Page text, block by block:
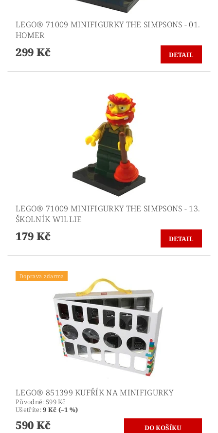
LEGO® 71009 MINIFIGURKY THE SIMPSONS - 01.
HOMER
299 Kč DETAIL
LEGO® 71009 MINIFIGURKY THE SIMPSONS - 13.
ŠKOLNÍK WILLIE
179 Kč DETAIL
Doprava zdarma
LEGO® 851399 KUFŘÍK NA MINIFIGURKY
Původně: 599 Kč
Ušetříte:9 Kč (–1 %)
590 Kč